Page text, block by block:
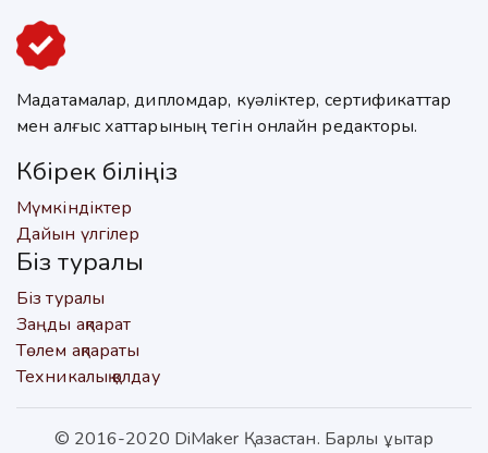
Мадақтамалар, дипломдар, куәліктер, сертификаттар
мен алғыс хаттарының тегін онлайн редакторы.
Көбірек біліңіз
Мүмкіндіктер
Дайын үлгілер
Біз туралы
Біз туралы
Заңды ақпарат
Төлем ақпараты
Техникалық қолдау
© 2016-2020 DiMaker Қазақстан. Барлық құқықтар